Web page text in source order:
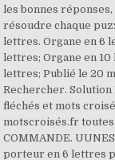
les bonnes
résoudre chaque
lettres. Organe en 6
lettres; Organe en 10
lettres; Publié le 20
Rechercher. Solution
fléchés et mots
motscroisés.fr toutes
COMMANDE.
porteur en 6 lettres